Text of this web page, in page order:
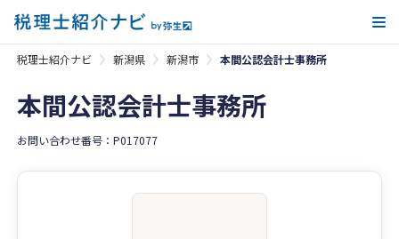
税理士紹介ナビ 新潟県 新潟市 本間公認会計士事務所
本間公認会計士事務所
お問い合わせ番号：P017077